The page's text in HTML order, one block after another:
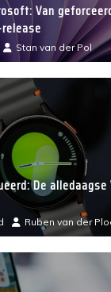
Van
Stan van der Pol
De
Ruben van der